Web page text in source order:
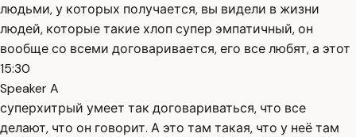
людьми, у которых получается, вы видели в жизни
людей, которые такие хлоп супер эмпатичный, он
вообще со всеми договаривается, его все любят, а этот
15:30
Speaker A
суперхитрый умеет так договариваться, что все
делают, что он говорит. А это там такая, что у неё там